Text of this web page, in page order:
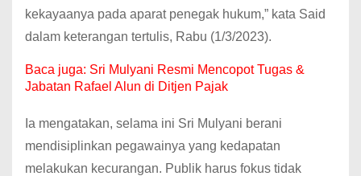
kekayaanya pada aparat penegak hukum,” kata Said
dalam keterangan tertulis, Rabu (1/3/2023).
Baca juga: Sri Mulyani Resmi Mencopot Tugas &
Jabatan Rafael Alun di Ditjen Pajak
Ia mengatakan, selama ini Sri Mulyani berani
mendisiplinkan pegawainya yang kedapatan
melakukan kecurangan. Publik harus fokus tidak